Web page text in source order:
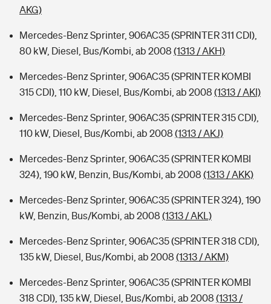
AKG)
Mercedes-Benz Sprinter, 906AC35 (SPRINTER 311 CDI),
80 kW, Diesel, Bus/Kombi, ab 2008 (1313 / AKH)
Mercedes-Benz Sprinter, 906AC35 (SPRINTER KOMBI
315 CDI), 110 kW, Diesel, Bus/Kombi, ab 2008 (1313 / AKI)
Mercedes-Benz Sprinter, 906AC35 (SPRINTER 315 CDI),
110 kW, Diesel, Bus/Kombi, ab 2008 (1313 / AKJ)
Mercedes-Benz Sprinter, 906AC35 (SPRINTER KOMBI
324), 190 kW, Benzin, Bus/Kombi, ab 2008 (1313 / AKK)
Mercedes-Benz Sprinter, 906AC35 (SPRINTER 324), 190
kW, Benzin, Bus/Kombi, ab 2008 (1313 / AKL)
Mercedes-Benz Sprinter, 906AC35 (SPRINTER 318 CDI),
135 kW, Diesel, Bus/Kombi, ab 2008 (1313 / AKM)
Mercedes-Benz Sprinter, 906AC35 (SPRINTER KOMBI
318 CDI), 135 kW, Diesel, Bus/Kombi, ab 2008 (1313 /